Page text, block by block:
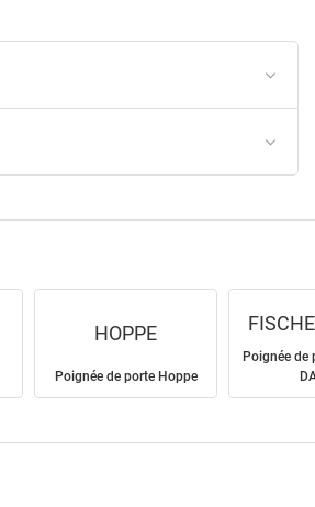
HOPPE
Poignée de porte Hoppe
Poignée de